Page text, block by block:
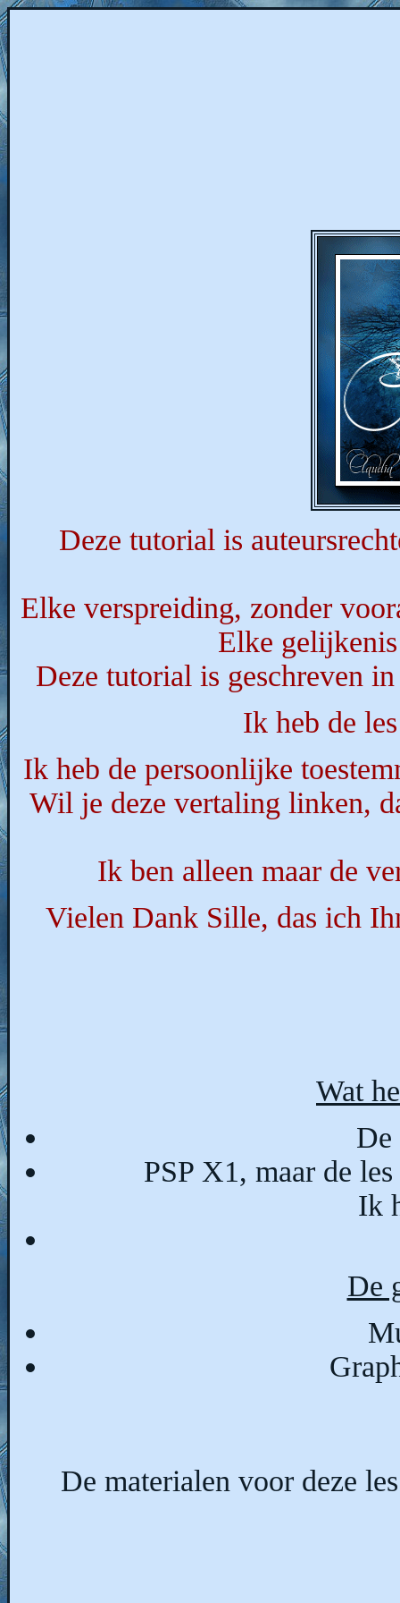
Deze tutorial is
Elke verspreiding, zonder
Elke
Deze tutorial is geschreven
Ik heb de
Ik heb de persoonlijke
Wil je deze vertaling linken,
Ik ben alleen maar de
Vielen Dank Sille, das ich
Wat
De
PSP X1, maar de
Ik
De
De materialen voor deze